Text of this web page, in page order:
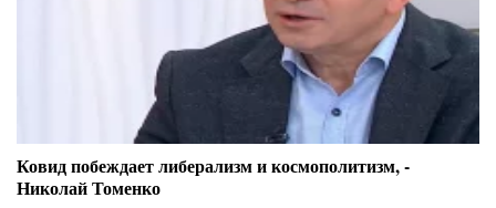
Ковид побеждает либерализм и космополитизм, -
Николай Томенко